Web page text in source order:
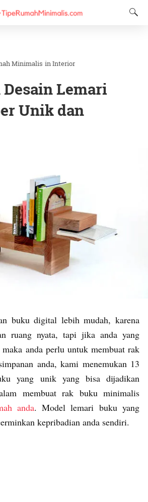
Minimalis inInterior
Desain Lemari
Unik dan
buku digital lebih mudah, karena
ruang nyata, tapi jika anda yang
anda perlu untuk membuat rak
anda, kami menemukan 13
yang unik yang bisa dijadikan
membuat rak buku minimalis
anda. Model lemari buku yang
kepribadian anda sendiri.